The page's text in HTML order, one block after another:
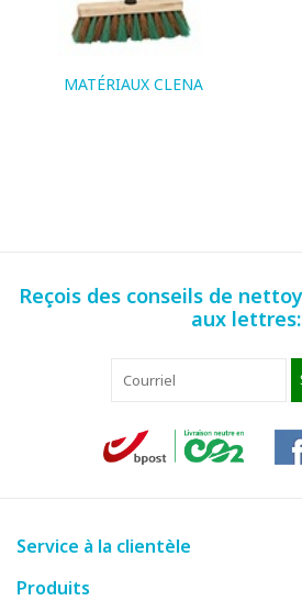
MATÉRIAUX CLENA
Reçois des conseils de
aux lettres:
Service à la clientèle
Produits